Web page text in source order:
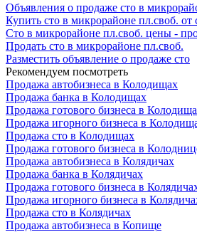
Объявления о продаже сто в
Купить сто в микрорайоне пл.своб. от
Сто в микрорайоне пл.своб. цены -
Продать сто в микрорайоне пл.своб.
Разместить объявление о продаже сто
Рекомендуем посмотреть
Продажа автобизнеса в Колодищах
Продажа банка в Колодищах
Продажа готового бизнеса в
Продажа игорного бизнеса в
Продажа сто в Колодищах
Продажа готового бизнеса в
Продажа автобизнеса в Колядичах
Продажа банка в Колядичах
Продажа готового бизнеса в
Продажа игорного бизнеса в
Продажа сто в Колядичах
Продажа автобизнеса в Копище